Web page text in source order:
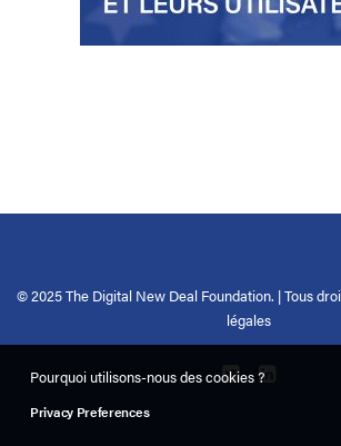
© 2025 The Digital New Deal Foundation. | Tous
légales
Pourquoi utilisons-nous des cookies ?
Privacy Preferences